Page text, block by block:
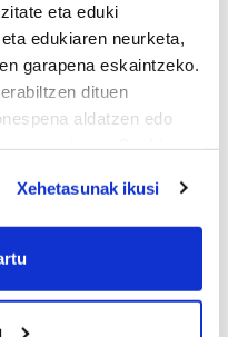
eta eduki
edukiaren neurketa,
garapena eskaintzeko.
dituen
aldatzen edo
your geographical
Xehetasunak ikusi